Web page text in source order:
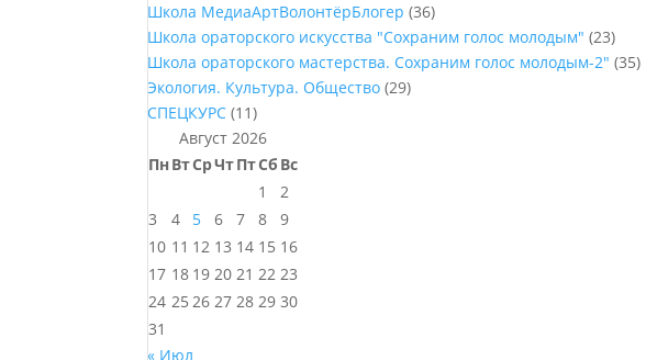
Школа МедиаАртВолонтёрБлогер (36)
Школа ораторского искусства "Сохраним голос молодым" (23)
Школа ораторского мастерства. Сохраним голос молодым-2" (35)
Экология. Культура. Общество (29)
СПЕЦКУРС (11)
Август 2026
ПнВтСрЧтПтСб Вс
1
2
3
4 5 6 7 8
9
10 11 12 13 14 15 16
17 18 19 20 21 22 23
24 25 26 27 28 29 30
31
« Июл